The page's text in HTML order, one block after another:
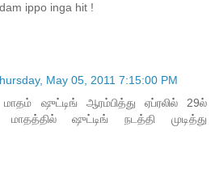
ippo inga hit !
May 05, 2011 7:15:00 PM
ஷுட்டிங் ஆரம்பித்து ஏப்ரலில் 29ல்
ஷுட்டிங் நடத்தி முடித்து